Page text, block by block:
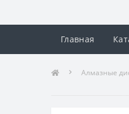
Главная
Алмазные